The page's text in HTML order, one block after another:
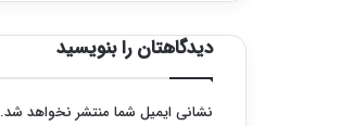
دیدگاهتان را بنویسید
نشانی ایمیل شما منتشر نخواهد شد.